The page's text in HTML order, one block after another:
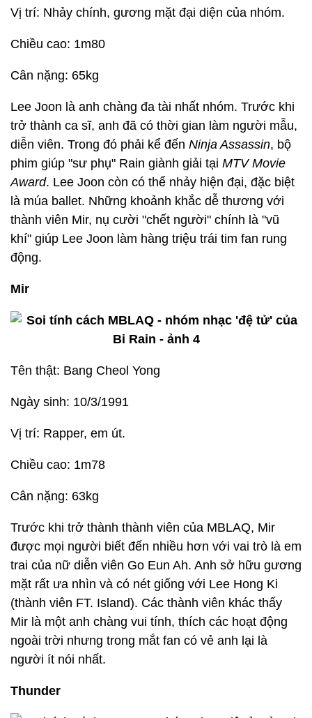
Vị trí: Nhảy chính, gương mặt đại diện của nhóm.
Chiều cao: 1m80
Cân nặng: 65kg
Lee Joon là anh chàng đa tài nhất nhóm. Trước khi
trở thành ca sĩ, anh đã có thời gian làm người mẫu,
diễn viên. Trong đó phải kể đến Ninja Assassin, bộ
phim giúp "sư phụ" Rain giành giải tại MTV Movie
Award. Lee Joon còn có thể nhảy hiện đại, đặc biệt
là múa ballet. Những khoảnh khắc dễ thương với
thành viên Mir, nụ cười "chết người" chính là "vũ
khí" giúp Lee Joon làm hàng triệu trái tim fan rung
động.
Mir
Tên thật: Bang Cheol Yong
Ngày sinh: 10/3/1991
Vị trí: Rapper, em út.
Chiều cao: 1m78
Cân nặng: 63kg
Trước khi trở thành thành viên của MBLAQ, Mir
được mọi người biết đến nhiều hơn với vai trò là em
trai của nữ diễn viên Go Eun Ah. Anh sở hữu gương
mặt rất ưa nhìn và có nét giống với Lee Hong Ki
(thành viên FT. Island). Các thành viên khác thấy
Mir là một anh chàng vui tính, thích các hoạt động
ngoài trời nhưng trong mắt fan có vẻ anh lại là
người ít nói nhất.
Thunder